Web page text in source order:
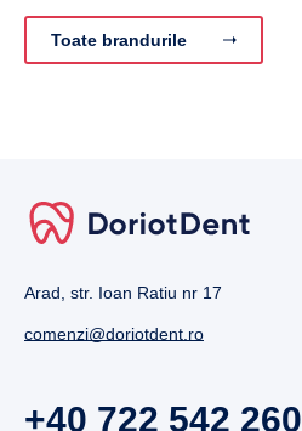
Toate brandurile
Arad, str. Ioan Ratiu nr 17
comenzi@doriotdent.ro
+40 722 542 260